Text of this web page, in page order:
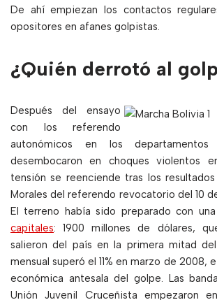
De ahí empiezan los contactos
opositores en afanes golpistas.
¿Quién derrotó al
Después del ensayo
con los referendo
autonómicos en los departamentos
desembocaron en choques violentos
tensión se reenciende tras los
Morales del referendo revocatorio del 10
El terreno había sido preparado con
capitales: 1900 millones de dólares,
salieron del país en la primera mitad
mensual superó el 11% en marzo de 2008,
económica antesala del golpe. Las
Unión Juvenil Cruceñista empezaron